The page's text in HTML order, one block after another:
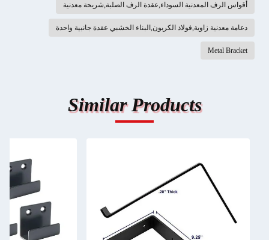
أقواس الرف المعدنية السوداء,عقدة الرف الصلبة,شريحة معدنية
دعامة معدنية زاوية,فولاذ الكربون,البناء الخشبي عقدة جانبية واحدة
Metal Bracket
Similar Products